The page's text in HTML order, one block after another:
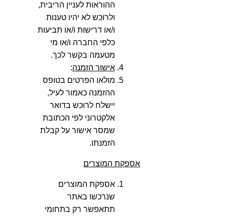
ההוראות לעניין הריבית,
ולרוכש לא יהיו טענות
ו/או דרישות ו/או תביעות
כלפי החברה ו/או מי
מטעמה בקשר לכך.
אישור הזמנה:
מולאו הפרטים בטופס
ההזמנה כאמור לעיל,
יישלח לרוכש בדואר
אלקטרוני לפי הכתובת
שמסר אישור על קבלת
הזמנתו.
אספקת המוצרים
אספקת המוצרים
שנרכשו באתר
תתאפשר רק בתחומי